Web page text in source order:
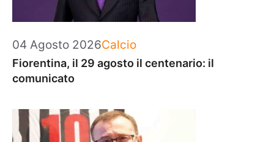
04 Agosto 2026Categorie
Calcio
Fiorentina, il 29 agosto il centenario: il
comunicato